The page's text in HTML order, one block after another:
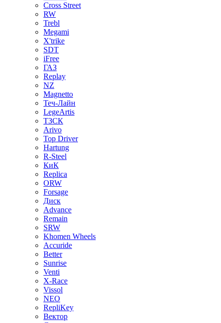
Cross Street
RW
Trebl
Megami
X'trike
SDT
iFree
ГАЗ
Replay
NZ
Magnetto
Теч-Лайн
LegeArtis
ТЗСК
Arivo
Top Driver
Hartung
R-Steel
КиК
Replica
ORW
Forsage
Диск
Advance
Remain
SRW
Khomen Wheels
Accuride
Better
Sunrise
Venti
X-Race
Vissol
NEO
RepliKey
Вектор